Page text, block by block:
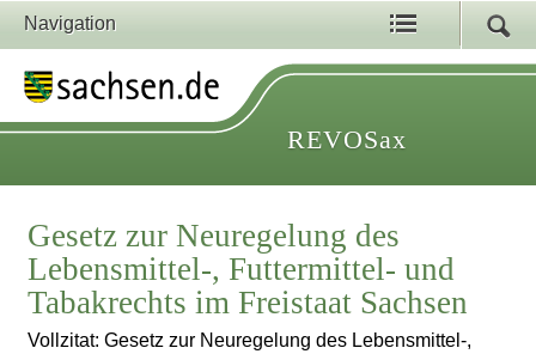
Navigation
REVOSax
Gesetz zur Neuregelung des
Lebensmittel-, Futtermittel- und
Tabakrechts im Freistaat Sachsen
Vollzitat: Gesetz zur Neuregelung des Lebensmittel-,